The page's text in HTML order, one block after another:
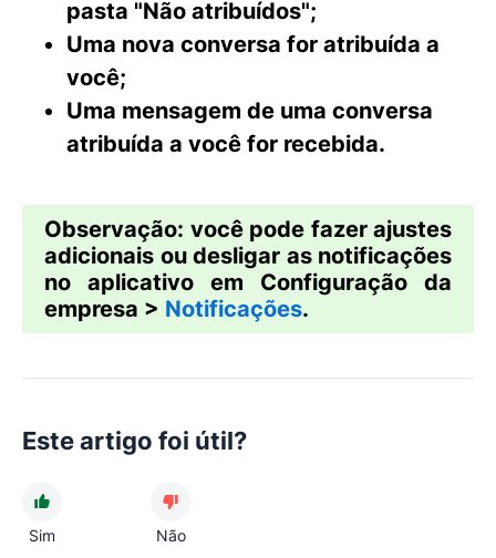
pasta "Não atribuídos";
Uma nova conversa for atribuída a
você;
Uma mensagem de uma conversa
atribuída a você for recebida.
Observação: você pode fazer ajustes
adicionais ou desligar as notificações
no aplicativo em Configuração da
empresa > Notificações.
Este artigo foi útil?
Sim Não